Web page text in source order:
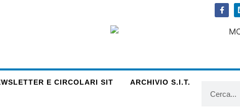
E CIRCOLARI SIT ARCHIVIO S.I.T.